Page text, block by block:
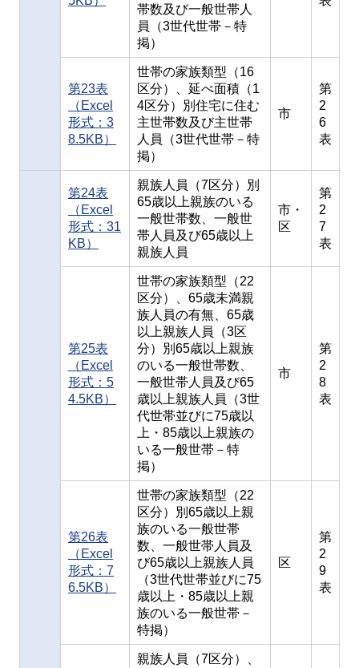
帯数及び一般世帯人
員（3世代世帯－特
掲）
第23表
（Excel
形式：3
8.5KB）
世帯の家族類型（16
区分）、延べ面積（1
4区分）別住宅に住む
主世帯数及び主世帯
人員（3世代世帯－特
掲）
市
第
2
6
表
第24表
（Excel
形式：31
KB）
親族人員（7区分）別
65歳以上親族のいる
一般世帯数、一般世
帯人員及び65歳以上
親族人員
市・
区
第
2
7
表
第25表
（Excel
形式：5
4.5KB）
世帯の家族類型（22
区分）、65歳未満親
族人員の有無、65歳
以上親族人員（3区
分）別65歳以上親族
のいる一般世帯数、
一般世帯人員及び65
歳以上親族人員（3世
代世帯並びに75歳以
上・85歳以上親族の
いる一般世帯－特
掲）
市
第
2
8
表
第26表
（Excel
形式：7
6.5KB）
世帯の家族類型（22
区分）別65歳以上親
族のいる一般世帯
数、一般世帯人員及
び65歳以上親族人員
（3世代世帯並びに75
歳以上・85歳以上親
族のいる一般世帯－
特掲）
区
第
2
9
表
親族人員（7区分）、